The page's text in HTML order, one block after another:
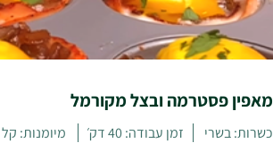
מאפין פסטרמה ובצל מקורמל
כשרות: בשרי זמן עבודה: 40 דק׳ מיומנות: קל